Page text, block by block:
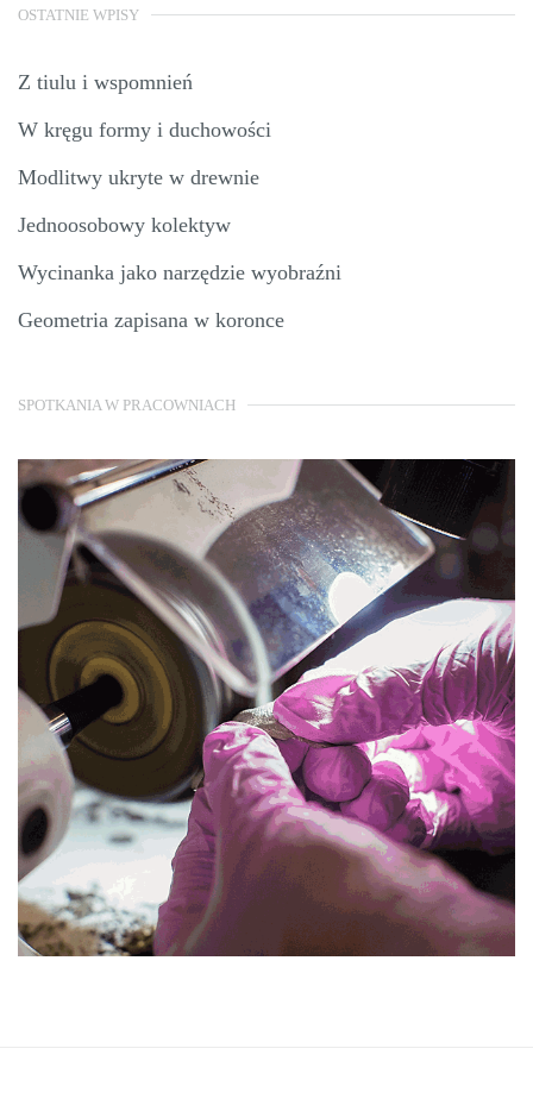
OSTATNIE WPISY
Z tiulu i wspomnień
W kręgu formy i duchowości
Modlitwy ukryte w drewnie
Jednoosobowy kolektyw
Wycinanka jako narzędzie wyobraźni
Geometria zapisana w koronce
SPOTKANIA W PRACOWNIACH